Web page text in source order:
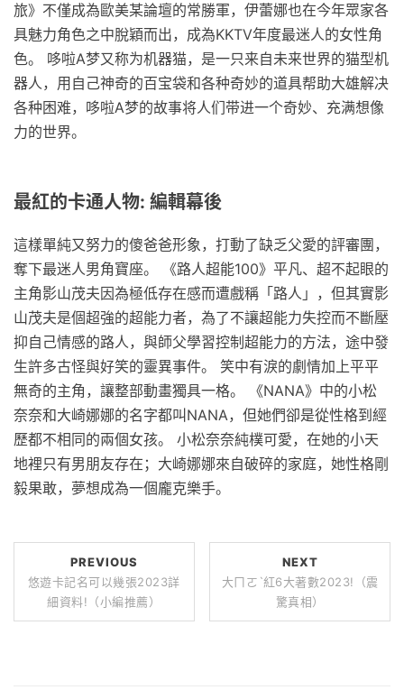
旅》不僅成為歐美某論壇的常勝軍，伊蕾娜也在今年眾家各
具魅力角色之中脫穎而出，成為KKTV年度最迷人的女性角
色。 哆啦A梦又称为机器猫，是一只来自未来世界的猫型机
器人，用自己神奇的百宝袋和各种奇妙的道具帮助大雄解决
各种困难，哆啦A梦的故事将人们带进一个奇妙、充满想像
力的世界。
最紅的卡通人物: 編輯幕後
這樣單純又努力的傻爸爸形象，打動了缺乏父愛的評審團，
奪下最迷人男角寶座。 《路人超能100》平凡、超不起眼的
主角影山茂夫因為極低存在感而遭戲稱「路人」，但其實影
山茂夫是個超強的超能力者，為了不讓超能力失控而不斷壓
抑自己情感的路人，與師父學習控制超能力的方法，途中發
生許多古怪與好笑的靈異事件。 笑中有淚的劇情加上平平
無奇的主角，讓整部動畫獨具一格。 《NANA》中的小松
奈奈和大崎娜娜的名字都叫NANA，但她們卻是從性格到經
歷都不相同的兩個女孩。 小松奈奈純樸可愛，在她的小天
地裡只有男朋友存在；大崎娜娜來自破碎的家庭，她性格剛
毅果敢，夢想成為一個龐克樂手。
PREVIOUS
悠遊卡記名可以幾張2023詳
細資料!（小編推薦）
NEXT
大ㄇㄛˋ紅6大著數2023!（震
驚真相）